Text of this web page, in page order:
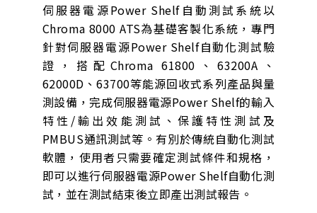
伺服器電源Power Shelf自動測試系統以
Chroma 8000 ATS為基礎客製化系統，專門
針對伺服器電源Power Shelf自動化測試驗
證，搭配Chroma 61800、63200A、
62000D、63700等能源回收式系列產品與量
測設備，完成伺服器電源Power Shelf的輸入
特性/輸出效能測試、保護特性測試及
PMBUS通訊測試等。有別於傳統自動化測試
軟體，使用者只需要確定測試條件和規格，
即可以進行伺服器電源Power Shelf自動化測
試，並在測試結束後立即產出測試報告。